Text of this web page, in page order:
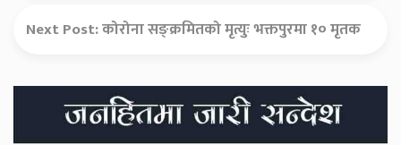
Next Post:कोरोना सङ्क्रमितको मृत्युः भक्तपुरमा १० मृतक
Secondary
Sidebar